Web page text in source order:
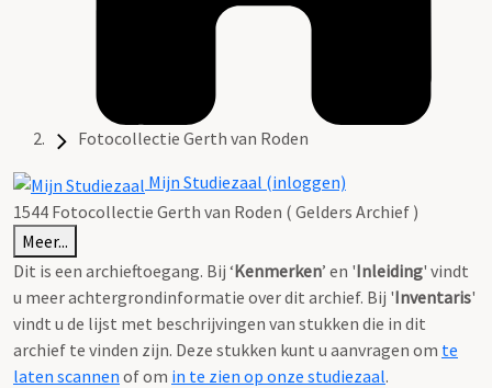
Fotocollectie Gerth van Roden
Mijn Studiezaal (inloggen)
1544 Fotocollectie Gerth van Roden ( Gelders Archief )
Meer...
Dit is een archieftoegang. Bij ‘Kenmerken’ en 'Inleiding' vindt
u meer achtergrondinformatie over dit archief. Bij 'Inventaris'
vindt u de lijst met beschrijvingen van stukken die in dit
archief te vinden zijn. Deze stukken kunt u aanvragen om te
laten scannen of om in te zien op onze studiezaal.